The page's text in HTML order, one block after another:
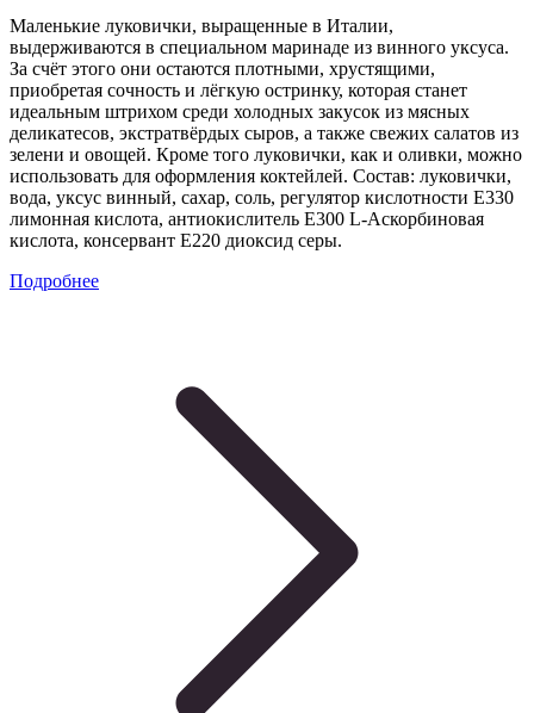
Маленькие луковички, выращенные в Италии,
выдерживаются в специальном маринаде из винного уксуса.
За счёт этого они остаются плотными, хрустящими,
приобретая сочность и лёгкую остринку, которая станет
идеальным штрихом среди холодных закусок из мясных
деликатесов, экстратвёрдых сыров, а также свежих салатов из
зелени и овощей. Кроме того луковички, как и оливки, можно
использовать для оформления коктейлей. Состав: луковички,
вода, уксус винный, сахар, соль, регулятор кислотности Е330
лимонная кислота, антиокислитель Е300 L-Аскорбиновая
кислота, консервант Е220 диоксид серы.
Подробнее